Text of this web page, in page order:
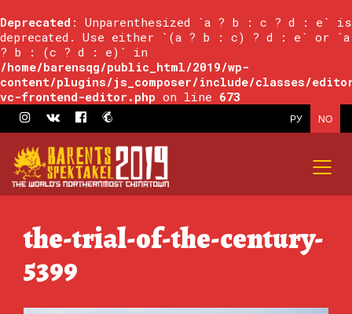
Deprecated : Unparenthesized `a ? b : c ? d : e` is
deprecated. Use either `(a ? b : c) ? d : e` or `a
? b : (c ? d : e)` in
/home/barensqg/public_html/2019/wp-
content/plugins/js_composer/include/classes/
vc-frontend-editor.php on line 673
NO
РУ
the-trial-of-the-century-
5399